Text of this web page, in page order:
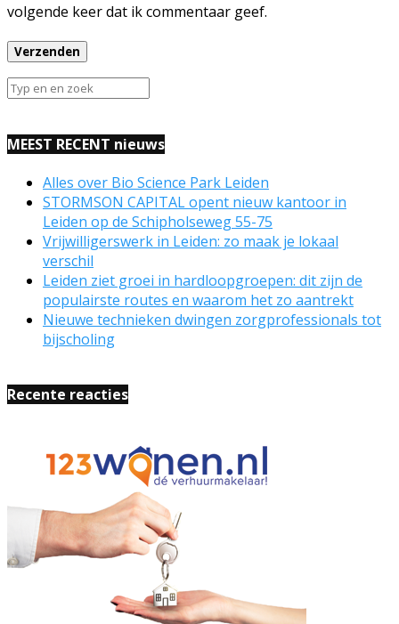
volgende keer dat ik commentaar geef.
MEEST RECENT nieuws
Alles over Bio Science Park Leiden
STORMSON CAPITAL opent nieuw kantoor in
Leiden op de Schipholseweg 55-75
Vrijwilligerswerk in Leiden: zo maak je lokaal
verschil
Leiden ziet groei in hardloopgroepen: dit zijn de
populairste routes en waarom het zo aantrekt
Nieuwe technieken dwingen zorgprofessionals tot
bijscholing
Recente reacties